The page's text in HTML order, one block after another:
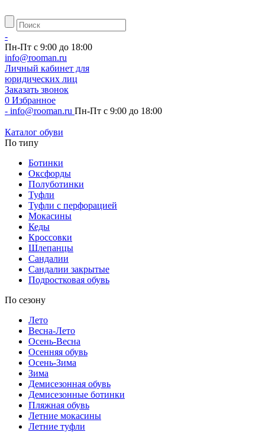
-
Пн-Пт с 9:00 до 18:00
info@rooman.ru
Личный кабинет для
юридических лиц
Заказать звонок
0 Избранное
- info@rooman.ru Пн-Пт с 9:00 до 18:00
Каталог обуви
По типу
Ботинки
Оксфорды
Полуботинки
Туфли
Туфли с перфорацией
Мокасины
Кеды
Кроссовки
Шлепанцы
Сандалии
Сандалии закрытые
Подростковая обувь
По сезону
Лето
Весна-Лето
Осень-Весна
Осенняя обувь
Осень-Зима
Зима
Демисезонная обувь
Демисезонные ботинки
Пляжная обувь
Летние мокасины
Летние туфли